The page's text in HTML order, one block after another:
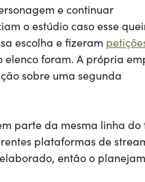
e continuar
o estúdio caso esse
escolha e fizeram
foram. A própria
sobre uma segunda
parte da mesma linha do
plataformas de
então o